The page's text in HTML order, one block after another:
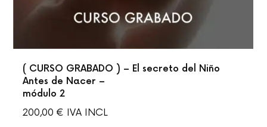
( CURSO GRABADO ) – El secreto del Niño
Antes de Nacer –
módulo 2
200,00 € IVA INCL